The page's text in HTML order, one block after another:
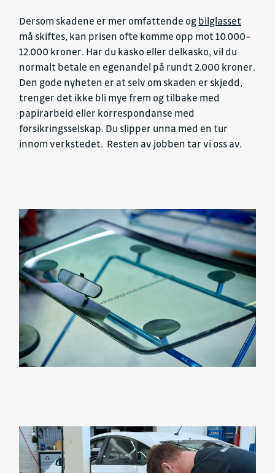
Dersom skadene er mer omfattende og bilglasset
må skiftes, kan prisen ofte komme opp mot 10.000–
12.000 kroner. Har du kasko eller delkasko, vil du
normalt betale en egenandel på rundt 2.000 kroner.
Den gode nyheten er at selv om skaden er skjedd,
trenger det ikke bli mye frem og tilbake med
papirarbeid eller korrespondanse med
forsikringsselskap. Du slipper unna med en tur
innom verkstedet. Resten av jobben tar vi oss av.